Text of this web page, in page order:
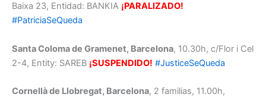
Baixa 23, Entidad: BANKIA ¡PARALIZADO!
#PatriciaSeQueda
Santa Coloma de Gramenet, Barcelona, 10.30h, c/Flor i Cel
2-4, Entity: SAREB ¡SUSPENDIDO! #JusticeSeQueda
Cornellà de Llobregat, Barcelona, 2 familias, 11.00h,